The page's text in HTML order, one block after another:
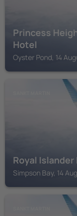
Princess
Hotel
Oyster Pond, 14
Royal
Simpson Bay, 14